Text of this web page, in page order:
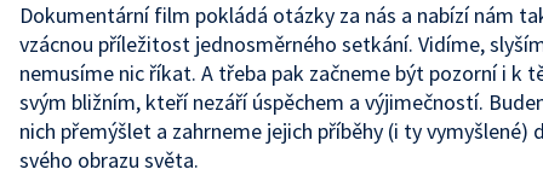
Dokumentární film pokládá otázky za nás a nabízí nám
vzácnou příležitost jednosměrného setkání. Vidíme,
nemusíme nic říkat. A třeba pak začneme být pozorní i k
svým bližním, kteří nezáří úspěchem a výjimečností.
nich přemýšlet a zahrneme jejich příběhy (i ty vymyšlené)
svého obrazu světa.